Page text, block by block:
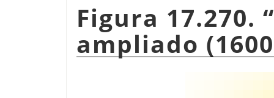
Figura 17.270. “
ampliado